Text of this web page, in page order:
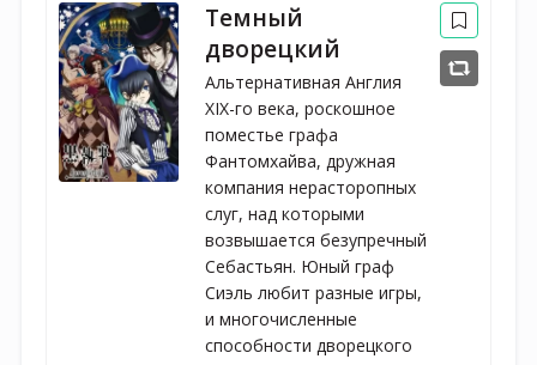
Темный
дворецкий
Альтернативная Англия
XIX-го века, роскошное
поместье графа
Фантомхайва, дружная
компания нерасторопных
слуг, над которыми
возвышается безупречный
Себастьян. Юный граф
Сиэль любит разные игры,
и многочисленные
способности дворецкого